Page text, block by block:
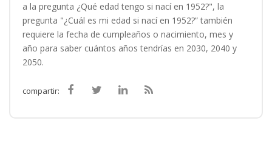
a la pregunta ¿Qué edad tengo si nací en 1952?", la
pregunta "¿Cuál es mi edad si nací en 1952?” también
requiere la fecha de cumpleaños o nacimiento, mes y
año para saber cuántos años tendrías en 2030, 2040 y
2050.
compartir: